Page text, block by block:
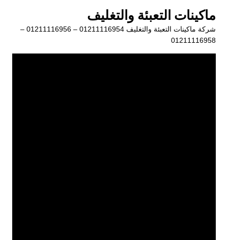
المحتوى
ماكينات التعبئة والتغليف
شركة ماكينات التعبئة والتغليف 01211116954 – 01211116956 –
01211116958